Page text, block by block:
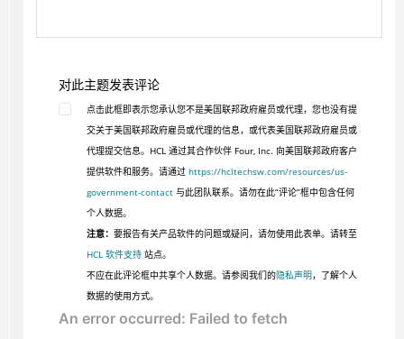
对此主题发表评论
点击此框即表示您承认您不是美国联邦政府雇员或代理，您也没有提
交关于美国联邦政府雇员或代理的信息，或代表美国联邦政府雇员或
代理提交信息。HCL 通过其合作伙伴 Four, Inc. 向美国联邦政府客户
提供软件和服务。请通过 https://hcltechsw.com/resources/us-
government-contact与此团队联系。请勿在此“评论”框中包含任何
个人数据。
注意： 要报告有关产品软件的问题或疑问，请勿使用此表单。请转至
HCL 软件支持站点。
不应在此评论框中共享个人数据。请参阅我们的隐私声明，了解个人
数据的使用方式。